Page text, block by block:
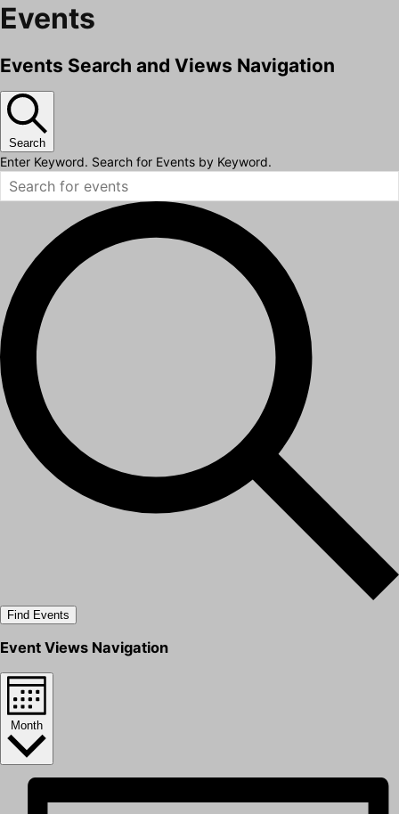
Events
Events Search and Views Navigation
Search
Enter Keyword. Search for Events by Keyword.
Find Events
Event Views Navigation
Month